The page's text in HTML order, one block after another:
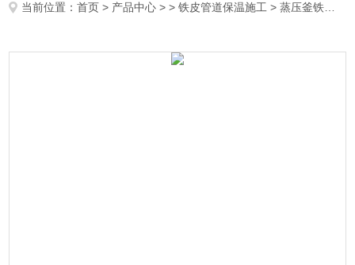
当前位置：首页 > 产品中心 > >铁皮管道保温施工 > 蒸压釜铁皮保温报价